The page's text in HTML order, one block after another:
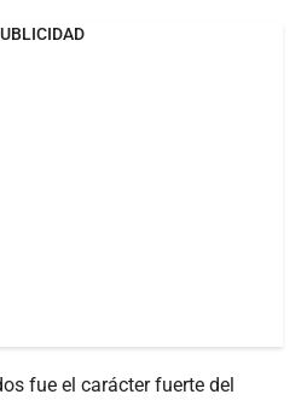
fue el carácter fuerte del